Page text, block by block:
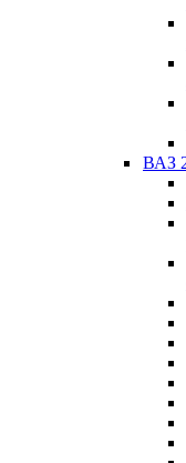
ВАЗ